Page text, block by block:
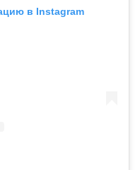
в Instagram